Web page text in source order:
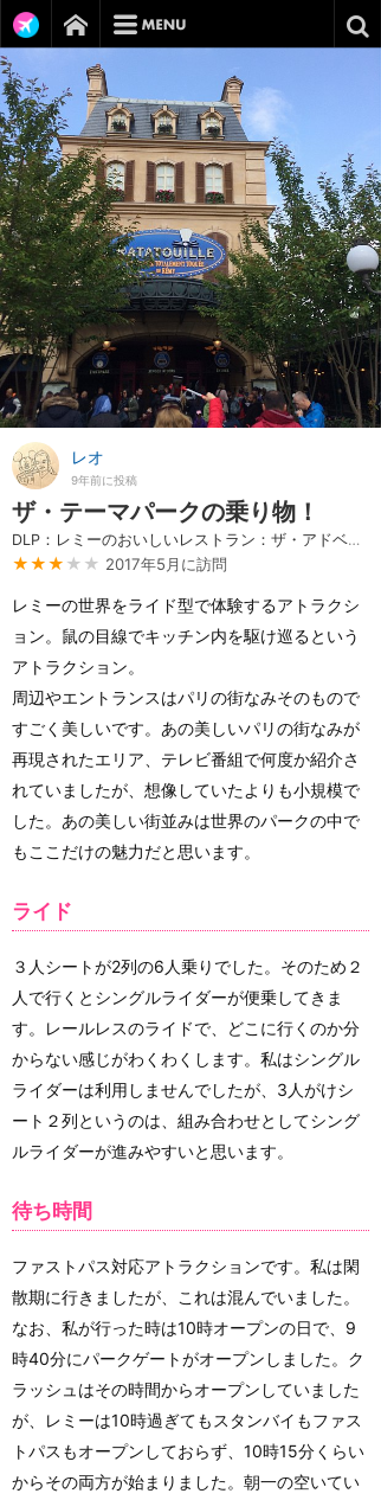
レオ
9年前に投稿
ザ・テーマパークの乗り物！
DLP：レミーのおいしいレストラン：ザ・アドベンチャー
★★★ ★★ 2017年5月に訪問
レミーの世界をライド型で体験するアトラクシ
ョン。鼠の目線でキッチン内を駆け巡るという
アトラクション。
周辺やエントランスはパリの街なみそのもので
すごく美しいです。あの美しいパリの街なみが
再現されたエリア、テレビ番組で何度か紹介さ
れていましたが、想像していたよりも小規模で
した。あの美しい街並みは世界のパークの中で
もここだけの魅力だと思います。
ライド
３人シートが2列の6人乗りでした。そのため２
人で行くとシングルライダーが便乗してきま
す。レールレスのライドで、どこに行くのか分
からない感じがわくわくします。私はシングル
ライダーは利用しませんでしたが、3人がけシ
ート２列というのは、組み合わせとしてシング
ルライダーが進みやすいと思います。
待ち時間
ファストパス対応アトラクションです。私は閑
散期に行きましたが、これは混んでいました。
なお、私が行った時は10時オープンの日で、9
時40分にパークゲートがオープンしました。ク
ラッシュはその時間からオープンしていました
が、レミーは10時過ぎてもスタンバイもファス
トパスもオープンしておらず、10時15分くらい
からその両方が始まりました。朝一の空いてい